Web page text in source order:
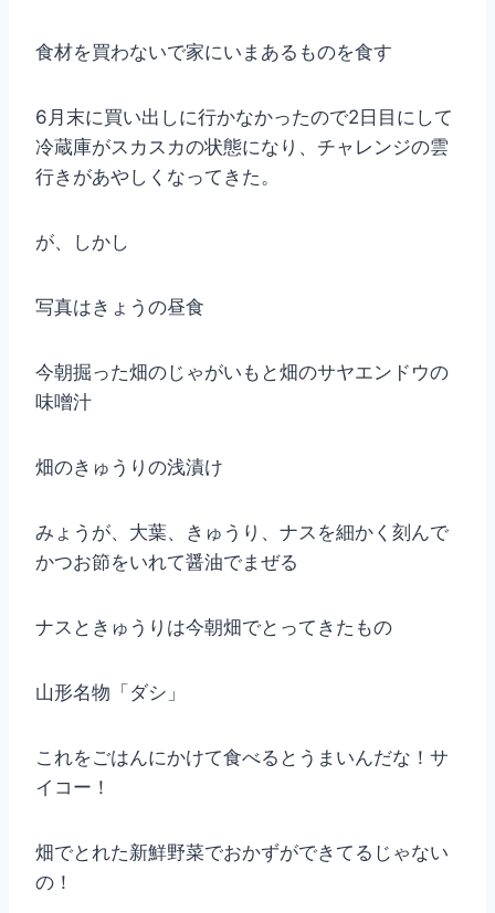
食材を買わないで家にいまあるものを食す
6月末に買い出しに行かなかったので2日目にして
冷蔵庫がスカスカの状態になり、チャレンジの雲
行きがあやしくなってきた。
が、しかし
写真はきょうの昼食
今朝掘った畑のじゃがいもと畑のサヤエンドウの
味噌汁
畑のきゅうりの浅漬け
みょうが、大葉、きゅうり、ナスを細かく刻んで
かつお節をいれて醤油でまぜる
ナスときゅうりは今朝畑でとってきたもの
山形名物「ダシ」
これをごはんにかけて食べるとうまいんだな！サ
イコー！
畑でとれた新鮮野菜でおかずができてるじゃない
の！